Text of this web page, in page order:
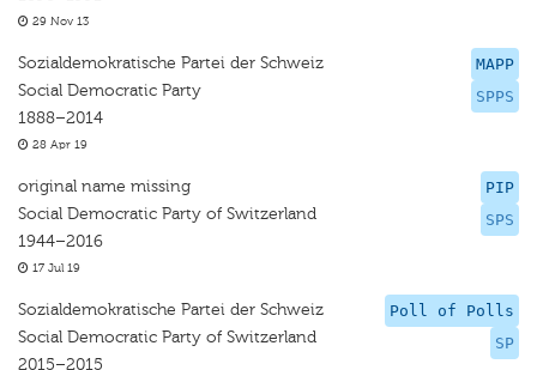
29 Nov 13
MAPP
SPPS
Sozialdemokratische Partei der Schweiz
Social Democratic Party
1888–2014
28 Apr 19
PIP
SPS
original name missing
Social Democratic Party of Switzerland
1944–2016
17 Jul 19
Poll of Polls
SP
Sozialdemokratische Partei der Schweiz
Social Democratic Party of Switzerland
2015–2015